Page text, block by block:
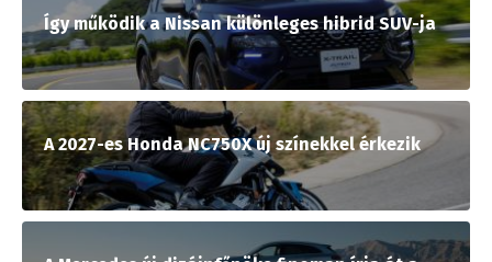
Így működik a Nissan különleges hibrid SUV-ja
A 2027-es Honda NC750X új színekkel érkezik